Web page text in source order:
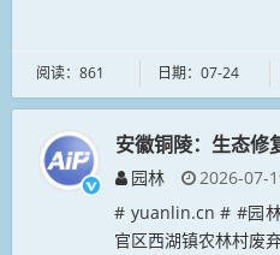
阅读：861 日期：07-24
安徽铜陵：生态修
园林
2026-07-
# yuanlin.cn # #园
官区西湖镇农林村废